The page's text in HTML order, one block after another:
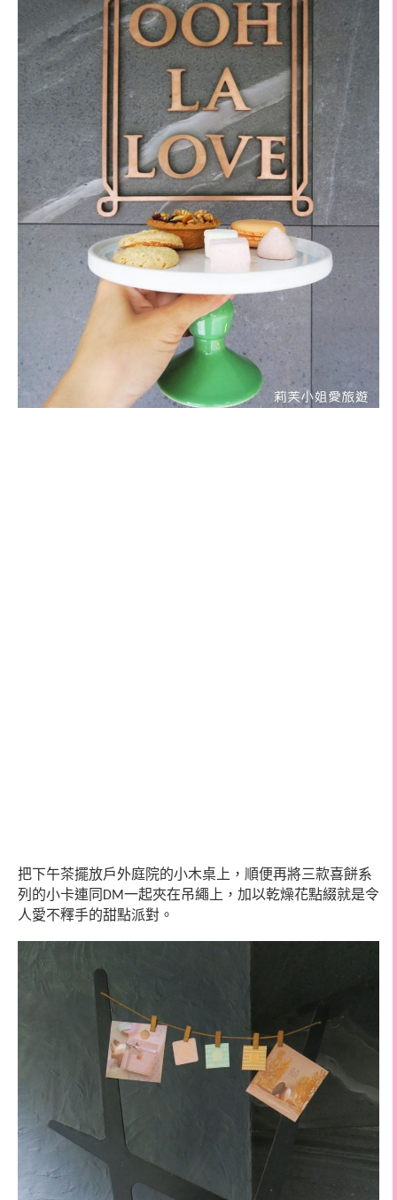
把下午茶擺放戶外庭院的小木桌上，順便再將三款喜餅系
列的小卡連同 DM一起夾在吊繩上，加以乾燥花點綴就是令
人愛不釋手的甜點派對。